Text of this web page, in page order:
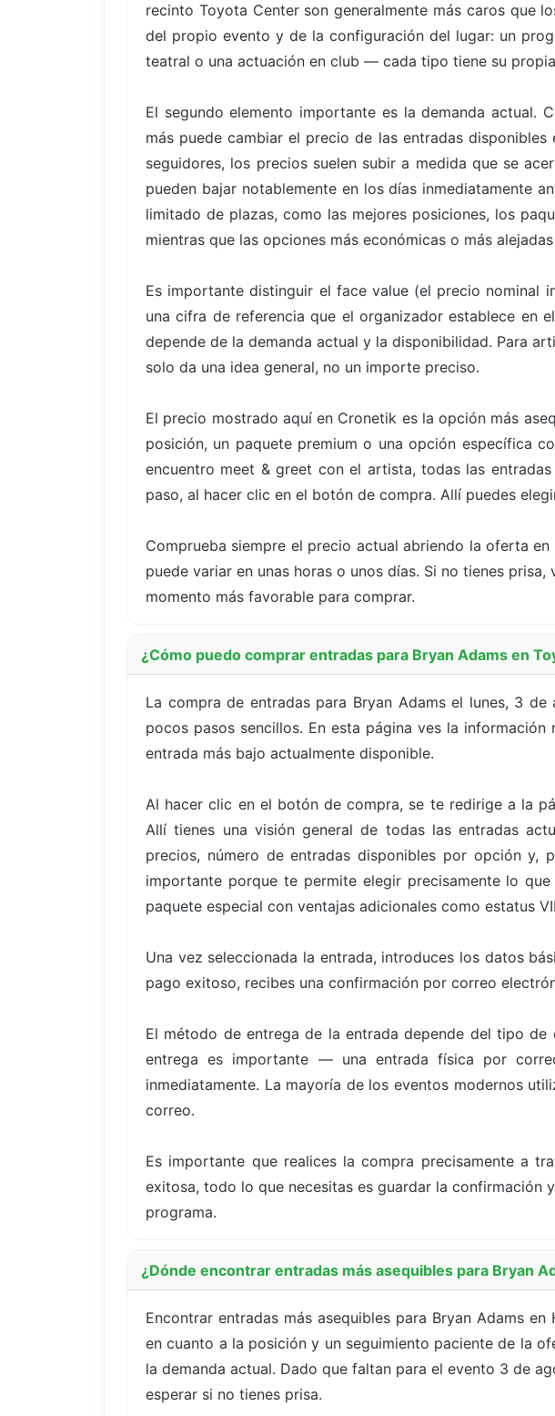
recinto Toyota Center son generalmente más caros que
del propio evento y de la configuración del lugar: un
teatral o una actuación en club — cada tipo tiene su
El segundo elemento importante es la demanda actual.
más puede cambiar el precio de las entradas
seguidores, los precios suelen subir a medida que se
pueden bajar notablemente en los días inmediatamente
limitado de plazas, como las mejores posiciones, los
mientras que las opciones más económicas o más
Es importante distinguir el face value (el precio nominal
una cifra de referencia que el organizador establece en
depende de la demanda actual y la disponibilidad. Para
solo da una idea general, no un importe preciso.
El precio mostrado aquí en Cronetik es la opción más
posición, un paquete premium o una opción específica
encuentro meet & greet con el artista, todas las
paso, al hacer clic en el botón de compra. Allí puedes
Comprueba siempre el precio actual abriendo la oferta
puede variar en unas horas o unos días. Si no tienes
momento más favorable para comprar.
¿Cómo puedo comprar entradas para Bryan Adams en
La compra de entradas para Bryan Adams el lunes, 3
pocos pasos sencillos. En esta página ves la
entrada más bajo actualmente disponible.
Al hacer clic en el botón de compra, se te redirige a la
Allí tienes una visión general de todas las entradas
precios, número de entradas disponibles por opción y,
importante porque te permite elegir precisamente lo
paquete especial con ventajas adicionales como estatus
Una vez seleccionada la entrada, introduces los datos
pago exitoso, recibes una confirmación por correo
El método de entrega de la entrada depende del tipo
entrega es importante — una entrada física por
inmediatamente. La mayoría de los eventos modernos
correo.
Es importante que realices la compra precisamente a
exitosa, todo lo que necesitas es guardar la confirmación
programa.
¿Dónde encontrar entradas más asequibles para Bryan
Encontrar entradas más asequibles para Bryan Adams
en cuanto a la posición y un seguimiento paciente de la
la demanda actual. Dado que faltan para el evento 3 de
esperar si no tienes prisa.